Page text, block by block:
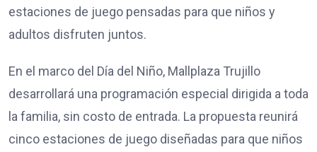
estaciones de juego pensadas para que niños y
adultos disfruten juntos.
En el marco del Día del Niño, Mallplaza Trujillo
desarrollará una programación especial dirigida a toda
la familia, sin costo de entrada. La propuesta reunirá
cinco estaciones de juego diseñadas para que niños